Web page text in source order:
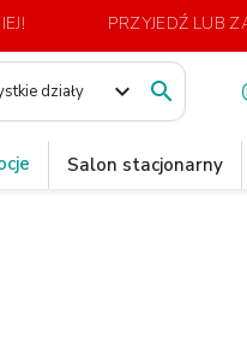
PRZYJEDŹ LUB
działy expand_more 
Salon stacjonarny